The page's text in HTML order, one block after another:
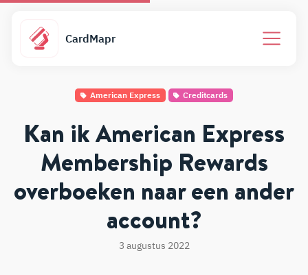
CardMapr
American Express Creditcards
Kan ik American Express
Membership Rewards
overboeken naar een ander
account?
3 augustus 2022